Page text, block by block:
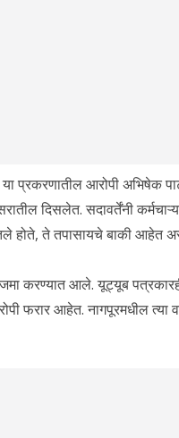
प्रकरणातील आरोपी अभिषेक
दिसलेत. सदावर्तेंनी
होते, ते तपासायचे बाकी आहेत
करण्यात आले. यूट्यूब
फरार आहेत. नागपूरमधील त्या